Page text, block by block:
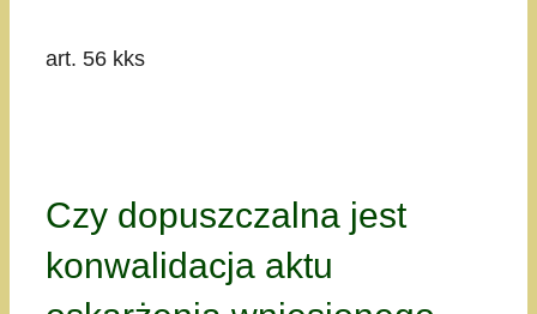
art. 56 kks
Czy dopuszczalna jest
konwalidacja aktu